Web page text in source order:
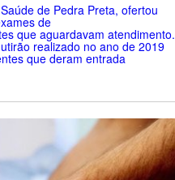
de Pedra Preta, ofertou
de
que aguardavam atendimento.
realizado no ano de 2019
que deram entrada